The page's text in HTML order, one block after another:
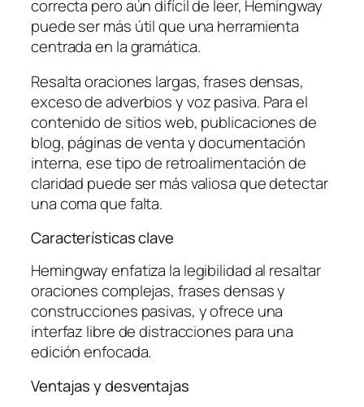
correcta pero aún difícil de leer, Hemingway
puede ser más útil que una herramienta
centrada en la gramática.
Resalta oraciones largas, frases densas,
exceso de adverbios y voz pasiva. Para el
contenido de sitios web, publicaciones de
blog, páginas de venta y documentación
interna, ese tipo de retroalimentación de
claridad puede ser más valiosa que detectar
una coma que falta.
Características clave
Hemingway enfatiza la legibilidad al resaltar
oraciones complejas, frases densas y
construcciones pasivas, y ofrece una
interfaz libre de distracciones para una
edición enfocada.
Ventajas y desventajas